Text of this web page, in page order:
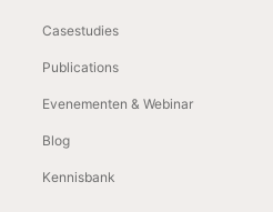
Casestudies
Publications
Evenementen & Webinar
Blog
Kennisbank